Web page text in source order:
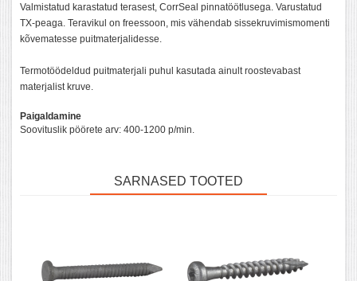
Valmistatud karastatud terasest, CorrSeal pinnatöötlusega. Varustatud
TX-peaga. Teravikul on freessoon, mis vähendab sissekruvimismomenti
kõvematesse puitmaterjalidesse.
Termotöödeldud puitmaterjali puhul kasutada ainult roostevabast
materjalist kruve.
Paigaldamine
Soovituslik pöörete arv: 400-1200 p/min.
SARNASED TOOTED